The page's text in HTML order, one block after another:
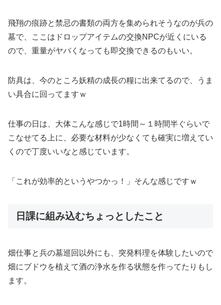
飛翔の痕跡と禁忌の書類の両方を集められそうなのが兵の
墓で、ここはドロップアイテムの交換NPCが近くにいる
ので、重量がヤバくなっても即交換できるのもいい。
防具は、今のところ妖精の成長の糧に出来てるので、うま
い具合に回ってますｗ
仕事の日は、大体こんな感じで1時間～１時間半ぐらいで
こなせてる上に、必要な材料が少なくても確実に増えてい
くので丁度いいなと感じています。
「これが効率的というやつかっ！」そんな感じですｗ
日課に組み込むちょっとしたこと
畑仕事と兵の墓巡回以外にも、突発料理を体験したいので
畑にブドウを植えて酒の浄水を作る状態を作ってたりもし
ます。